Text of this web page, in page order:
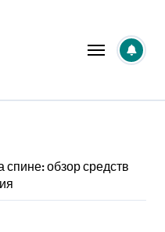
обзор средств